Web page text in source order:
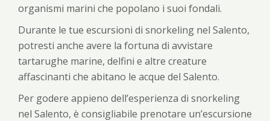
organismi marini che popolano i suoi fondali.
Durante le tue escursioni di snorkeling nel Salento,
potresti anche avere la fortuna di avvistare
tartarughe marine, delfini e altre creature
affascinanti che abitano le acque del Salento.
Per godere appieno dell’esperienza di snorkeling
nel Salento, è consigliabile prenotare un’escursione